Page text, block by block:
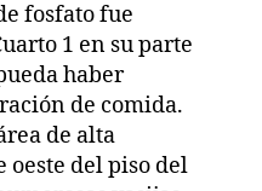
fosfato fue
1 en su parte
haber
de comida.
de alta
oeste del piso del